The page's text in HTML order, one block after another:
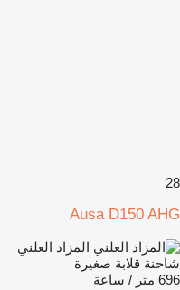
28
Ausa D150 AHG
المزاد العلني
شاحنة قلابة صغيرة
696 متر / ساعة